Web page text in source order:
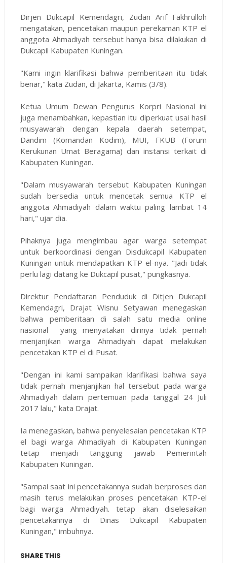
Dirjen Dukcapil Kemendagri, Zudan Arif Fakhrulloh
mengatakan, pencetakan maupun perekaman KTP el
anggota Ahmadiyah tersebut hanya bisa dilakukan di
Dukcapil Kabupaten Kuningan.
"Kami ingin klarifikasi bahwa pemberitaan itu tidak
benar," kata Zudan, di Jakarta, Kamis (3/8).
Ketua Umum Dewan Pengurus Korpri Nasional ini
juga menambahkan, kepastian itu diperkuat usai hasil
musyawarah dengan kepala daerah setempat,
Dandim (Komandan Kodim), MUI, FKUB (Forum
Kerukunan Umat Beragama) dan instansi terkait di
Kabupaten Kuningan.
"Dalam musyawarah tersebut Kabupaten Kuningan
sudah bersedia untuk mencetak semua KTP el
anggota Ahmadiyah dalam waktu paling lambat 14
hari," ujar dia.
Pihaknya juga mengimbau agar warga setempat
untuk berkoordinasi dengan Disdukcapil Kabupaten
Kuningan untuk mendapatkan KTP el-nya. "Jadi tidak
perlu lagi datang ke Dukcapil pusat," pungkasnya.
Direktur Pendaftaran Penduduk di Ditjen Dukcapil
Kemendagri, Drajat Wisnu Setyawan menegaskan
bahwa pemberitaan di salah satu media online
nasional yang menyatakan dirinya tidak pernah
menjanjikan warga Ahmadiyah dapat melakukan
pencetakan KTP el di Pusat.
"Dengan ini kami sampaikan klarifikasi bahwa saya
tidak pernah menjanjikan hal tersebut pada warga
Ahmadiyah dalam pertemuan pada tanggal 24 Juli
2017 lalu," kata Drajat.
Ia menegaskan, bahwa penyelesaian pencetakan KTP
el bagi warga Ahmadiyah di Kabupaten Kuningan
tetap menjadi tanggung jawab Pemerintah
Kabupaten Kuningan.
"Sampai saat ini pencetakannya sudah berproses dan
masih terus melakukan proses pencetakan KTP-el
bagi warga Ahmadiyah. tetap akan diselesaikan
pencetakannya di Dinas Dukcapil Kabupaten
Kuningan," imbuhnya.
SHARE THIS